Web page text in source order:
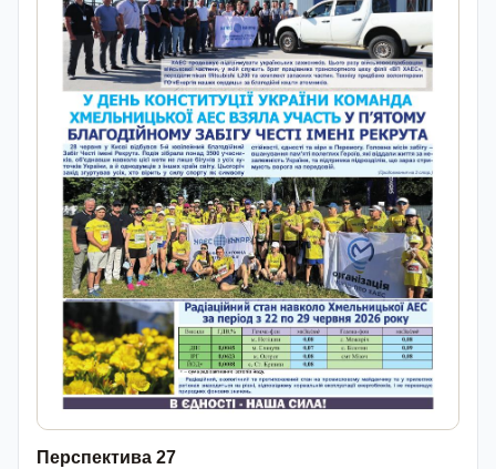
Перспектива 27